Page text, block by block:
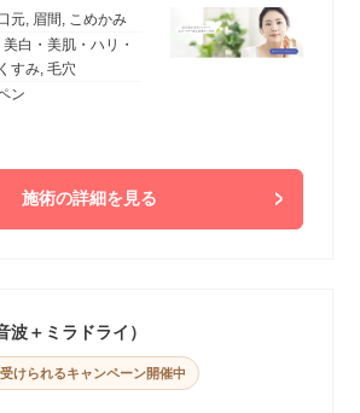
元, 眉間, こめかみ
美白・美肌・ハリ・
すみ, 毛穴
ン
施術の詳細を見る
波＋ミラドライ）
けられるキャンペーン開催中